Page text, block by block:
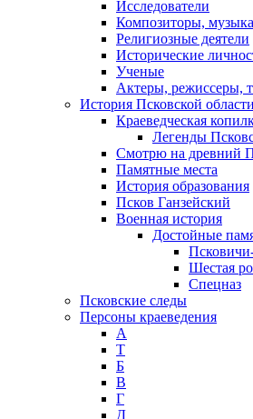
Исследователи
Композиторы,
Религиозные деятели
Исторические
Ученые
Актеры, режиссеры,
История Псковской области
Краеведческая
Легенды
Смотрю на древний
Памятные места
История образования
Псков Ганзейский
Военная история
Достойные
Шестая
Спецназ
Псковские следы
Персоны краеведения
А
T
Б
В
Г
Д